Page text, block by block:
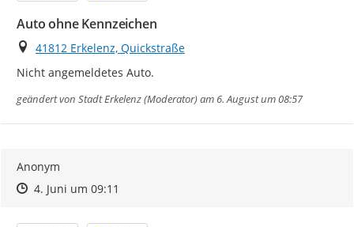
Auto ohne Kennzeichen
Ort
41812 Erkelenz, Quickstraße
Nicht angemeldetes Auto.
geändert von Stadt Erkelenz (Moderator)am 6. August um 08:57
Anonym
Zeitpunkt des Erstellens
Zeitpunkt des Erstellens
4. Juni um 09:11